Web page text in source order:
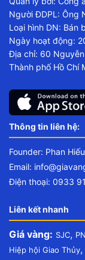
Người ĐDPL: Ông
Loại hình DN: Bán
Ngày hoạt động:
Địa chỉ: 60 Nguyễn
Thành phố Hồ Chí
Thông tin liên hệ:
Founder: Phan
Email:
Điện thoại: 0933
Liên kết nhanh
Giá vàng: SJC,
Hiệp hội Giao Thủy,